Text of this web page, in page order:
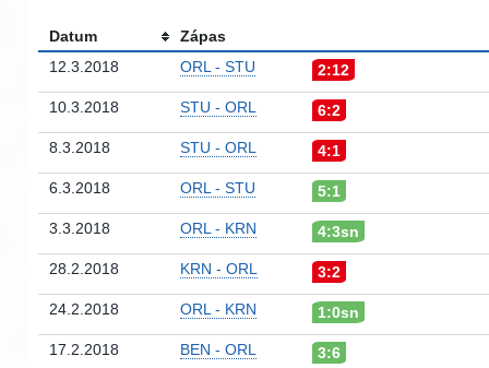
Datum
Zápas
12.3.2018
ORL - STU 2:12
10.3.2018 STU - ORL 6:2
8.3.2018 STU - ORL 4:1
6.3.2018 ORL - STU 5:1
3.3.2018 ORL - KRN 4:3sn
28.2.2018 KRN - ORL 3:2
24.2.2018 ORL - KRN 1:0sn
17.2.2018 BEN - ORL 3:6